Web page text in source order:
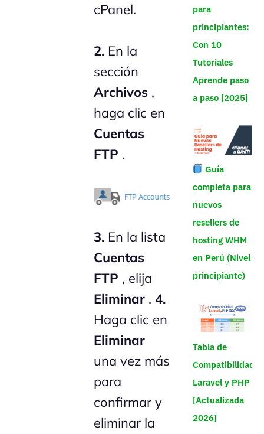
cPanel.
2. En la
sección
Archivos ,
haga clic en
Cuentas
FTP .
3. En la lista
Cuentas
FTP , elija
Eliminar . 4.
Haga clic en
Eliminar
una vez más
para
confirmar y
eliminar la
para
principiantes:
Con 10
Tutoriales
Aprende paso
a paso [2025]
Guía
completa para
nuevos
resellers de
hosting WHM
en Perú (Nivel
principiante)
Tabla de
Compatibilidad
Laravel y PHP
[Actualizada
2026]